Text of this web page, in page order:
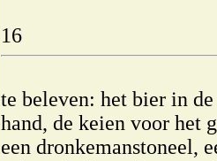
16
te beleven: het bier in
hand, de keien voor het
een dronkemanstoneel,